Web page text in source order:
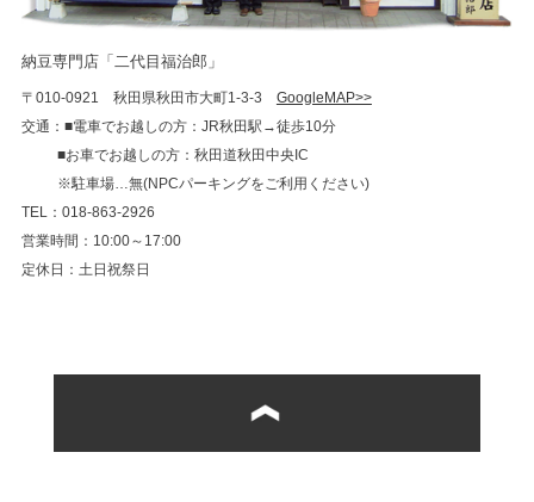
納豆専門店「二代目福治郎」
〒010-0921 秋田県秋田市大町1-3-3 GoogleMAP>>
交通：■電車でお越しの方：JR秋田駅→徒歩10分
■お車でお越しの方：秋田道秋田中央IC
※駐車場…無(NPCパーキングをご利用ください)
TEL：018-863-2926
営業時間：10:00～17:00
定休日：土日祝祭日